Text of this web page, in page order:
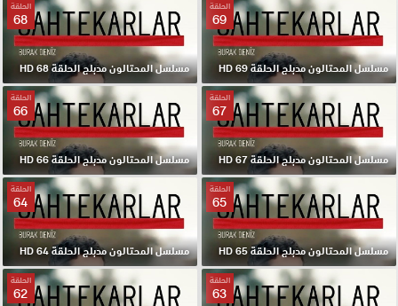
الحلقة
69
مسلسل المحتالون مدبلج الحلقة 69 HD
الحلقة
68
مسلسل المحتالون مدبلج الحلقة 68 HD
الحلقة
67
مسلسل المحتالون مدبلج الحلقة 67 HD
الحلقة
66
مسلسل المحتالون مدبلج الحلقة 66 HD
الحلقة
65
مسلسل المحتالون مدبلج الحلقة 65 HD
الحلقة
64
مسلسل المحتالون مدبلج الحلقة 64 HD
الحلقة
63
الحلقة
62